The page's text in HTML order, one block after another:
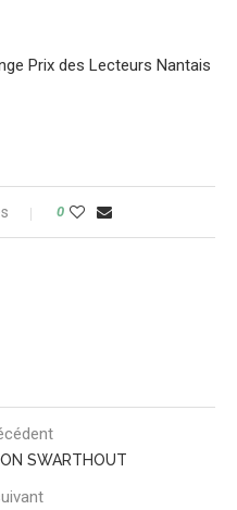
Prix des Lecteurs Nantais
0
SWARTHOUT